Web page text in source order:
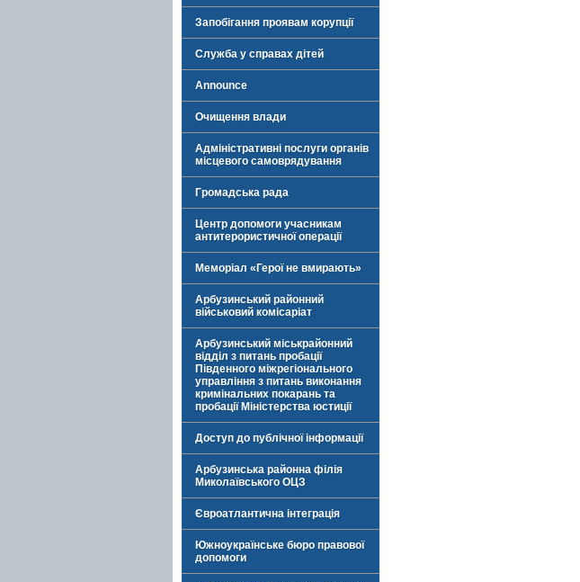
Запобігання проявам корупції
Служба у справах дітей
Announce
Очищення влади
Адміністративні послуги органів
місцевого самоврядування
Громадська рада
Центр допомоги учасникам
антитерористичної операції
Меморіал «Герої не вмирають»
Арбузинський районний
військовий комісаріат
Арбузинський міськрайонний
відділ з питань пробації
Південного міжрегіонального
управління з питань виконання
кримінальних покарань та
пробації Міністерства юстиції
Доступ до публічної інформації
Арбузинська районна філія
Миколаївського ОЦЗ
Євроатлантична інтеграція
Южноукраїнське бюро правової
допомоги